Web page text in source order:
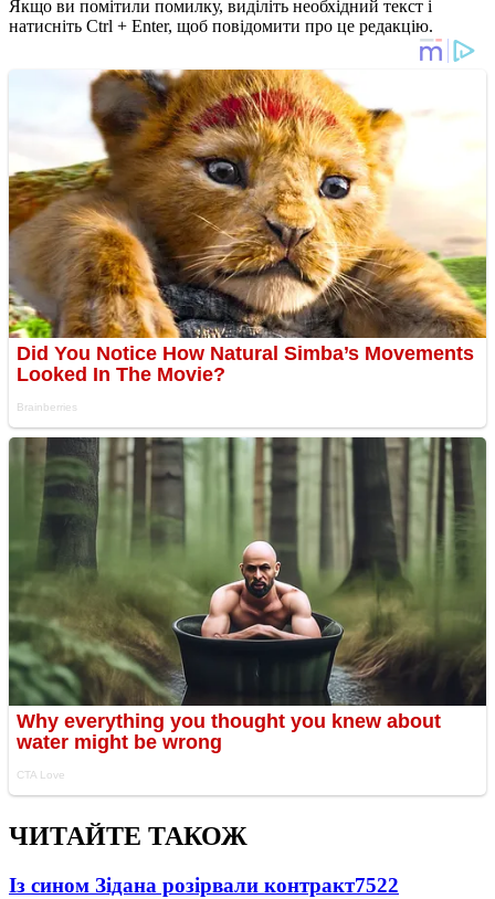
Якщо ви помітили помилку, виділіть необхідний текст і
натисніть Ctrl + Enter, щоб повідомити про це редакцію.
ЧИТАЙТЕ ТАКОЖ
Із сином Зідана розірвали контракт7522